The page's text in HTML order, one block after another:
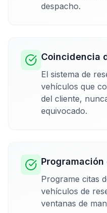
despacho.
Coincidencia
El sistema de
vehículos que
del cliente,
equivocado.
Programe citas
vehículos de
ventanas de